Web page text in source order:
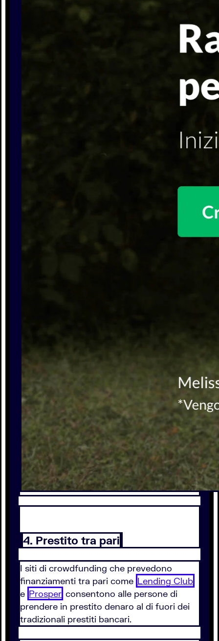
4. Prestito tra pari
I siti di crowdfunding che prevedono
finanziamenti tra pari come Lending Club
e Prosper consentono alle persone di
prendere in prestito denaro al di fuori dei
tradizionali prestiti bancari.